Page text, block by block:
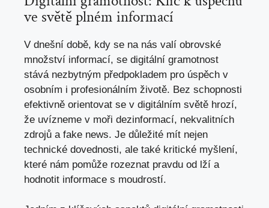
ve světě plném informací
V dnešní době, kdy se na nás valí obrovské
množství informací, se digitální gramotnost
stává nezbytným předpokladem pro úspěch v
osobním i profesionálním životě. Bez schopnosti
efektivně orientovat se v digitálním světě hrozí,
že uvízneme v moři dezinformací, nekvalitních
zdrojů a fake news. Je důležité mít nejen
technické dovednosti, ale také kritické myšlení,
které nám pomůže rozeznat pravdu od lží a
hodnotit informace s moudrostí.